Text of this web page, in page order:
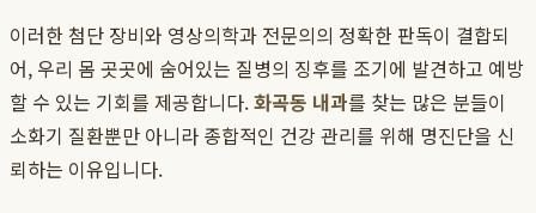
이러한 첨단 장비와 영상의학과 전문의의 정확한 판독이 결합되
어, 우리 몸 곳곳에 숨어있는 질병의 징후를 조기에 발견하고 예방
할 수 있는 기회를 제공합니다.화곡동 내과를 찾는 많은 분들이
소화기 질환뿐만 아니라 종합적인 건강 관리를 위해 명진단을 신
뢰하는 이유입니다.